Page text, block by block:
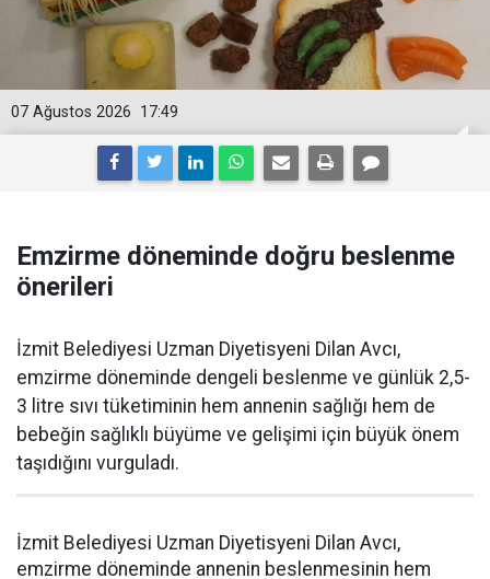
17:49
07 Ağustos 2026
Emzirme döneminde doğru beslenme
önerileri
İzmit Belediyesi Uzman Diyetisyeni Dilan Avcı,
emzirme döneminde dengeli beslenme ve günlük 2,5-
3 litre sıvı tüketiminin hem annenin sağlığı hem de
bebeğin sağlıklı büyüme ve gelişimi için büyük önem
taşıdığını vurguladı.
İzmit Belediyesi Uzman Diyetisyeni Dilan Avcı,
emzirme döneminde annenin beslenmesinin hem